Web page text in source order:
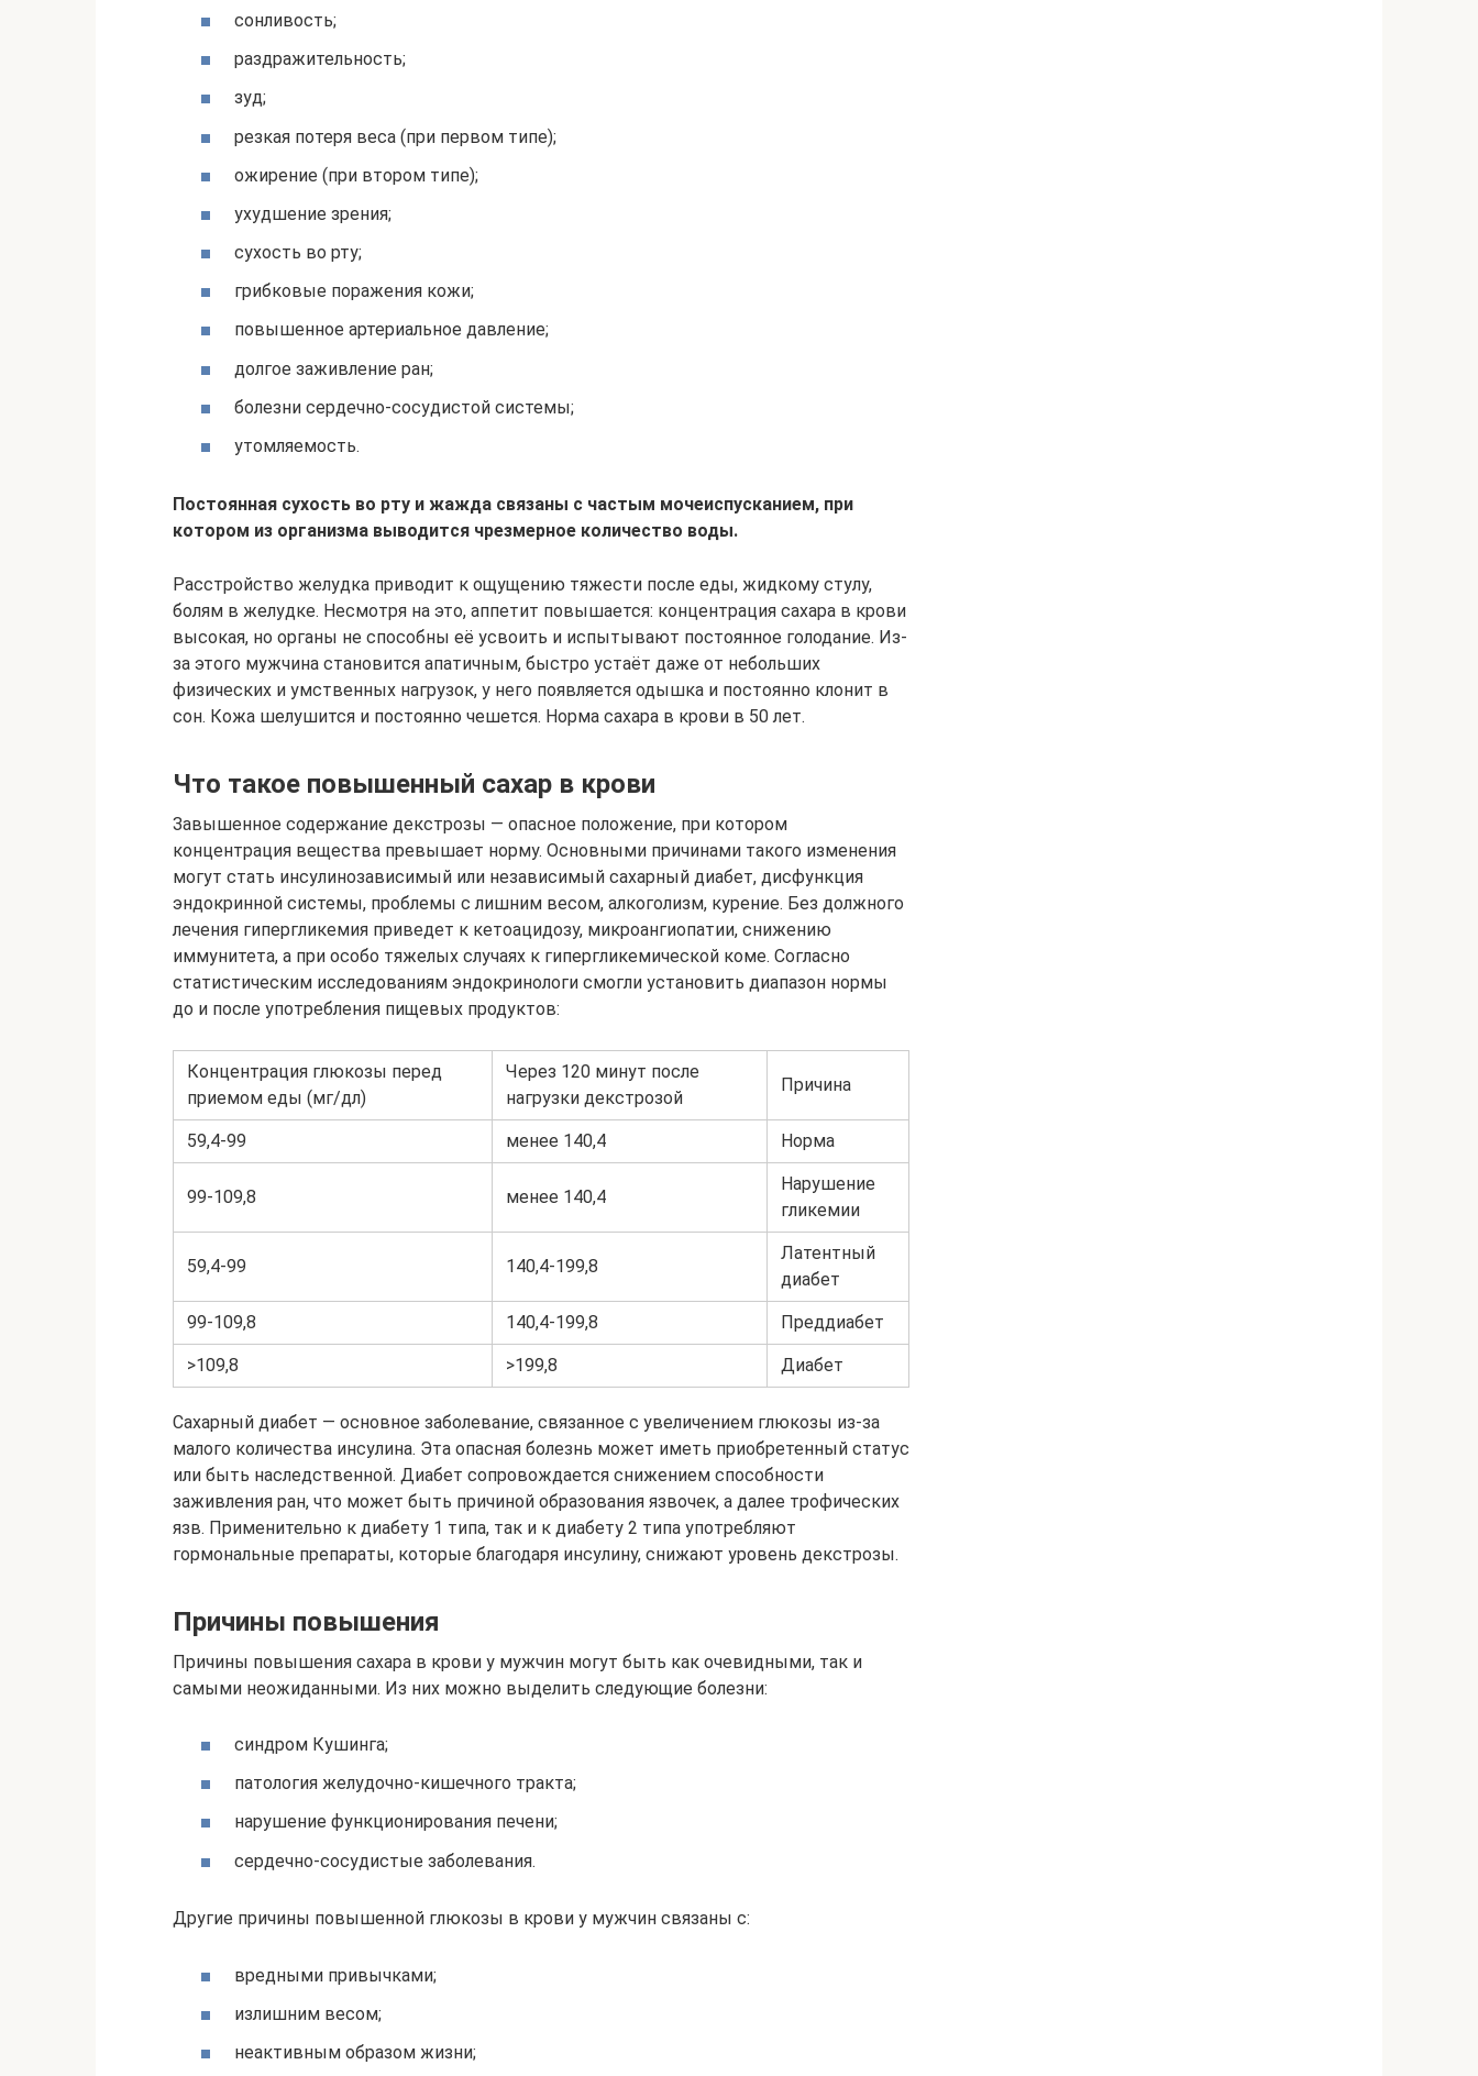
сонливость;
раздражительность;
зуд;
резкая потеря веса (при первом типе);
ожирение (при втором типе);
ухудшение зрения;
сухость во рту;
грибковые поражения кожи;
повышенное артериальное давление;
долгое заживление ран;
болезни сердечно-сосудистой системы;
утомляемость.
Постоянная сухость во рту и жажда связаны с частым мочеиспусканием, при
котором из организма выводится чрезмерное количество воды.
Расстройство желудка приводит к ощущению тяжести после еды, жидкому стулу,
болям в желудке. Несмотря на это, аппетит повышается: концентрация сахара в крови
высокая, но органы не способны её усвоить и испытывают постоянное голодание. Из-
за этого мужчина становится апатичным, быстро устаёт даже от небольших
физических и умственных нагрузок, у него появляется одышка и постоянно клонит в
сон. Кожа шелушится и постоянно чешется. Норма сахара в крови в 50 лет.
Что такое повышенный сахар в крови
Завышенное содержание декстрозы — опасное положение, при котором
концентрация вещества превышает норму. Основными причинами такого изменения
могут стать инсулинозависимый или независимый сахарный диабет, дисфункция
эндокринной системы, проблемы с лишним весом, алкоголизм, курение. Без должного
лечения гипергликемия приведет к кетоацидозу, микроангиопатии, снижению
иммунитета, а при особо тяжелых случаях к гипергликемической коме. Согласно
статистическим исследованиям эндокринологи смогли установить диапазон нормы
до и после употребления пищевых продуктов:
Концентрация глюкозы перед
приемом еды (мг/дл)
Через 120 минут после
нагрузки декстрозой
Причина
59,4-99 менее 140,4 Норма
99-109,8 менее 140,4
Нарушение
гликемии
59,4-99 140,4-199,8
Латентный
диабет
99-109,8 140,4-199,8 Преддиабет
>109,8 >199,8 Диабет
Сахарный диабет — основное заболевание, связанное с увеличением глюкозы из-за
малого количества инсулина. Эта опасная болезнь может иметь приобретенный статус
или быть наследственной. Диабет сопровождается снижением способности
заживления ран, что может быть причиной образования язвочек, а далее трофических
язв. Применительно к диабету 1 типа, так и к диабету 2 типа употребляют
гормональные препараты, которые благодаря инсулину, снижают уровень декстрозы.
Причины повышения
Причины повышения сахара в крови у мужчин могут быть как очевидными, так и
самыми неожиданными. Из них можно выделить следующие болезни:
синдром Кушинга;
патология желудочно-кишечного тракта;
нарушение функционирования печени;
сердечно-сосудистые заболевания.
Другие причины повышенной глюкозы в крови у мужчин связаны с:
вредными привычками;
излишним весом;
неактивным образом жизни;